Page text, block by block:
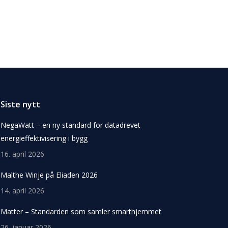
Siste nytt
NegaWatt – en ny standard for datadrevet
energieffektivisering i bygg
16. april 2026
Malthe Winje på Eliaden 2026
14. april 2026
Matter – Standarden som samler smarthjemmet